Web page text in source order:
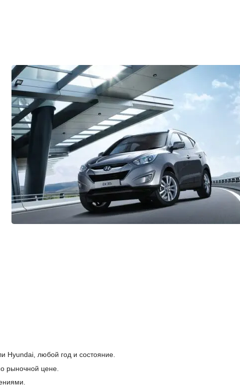
Hyundai, любой год и состояние.
рыночной цене.